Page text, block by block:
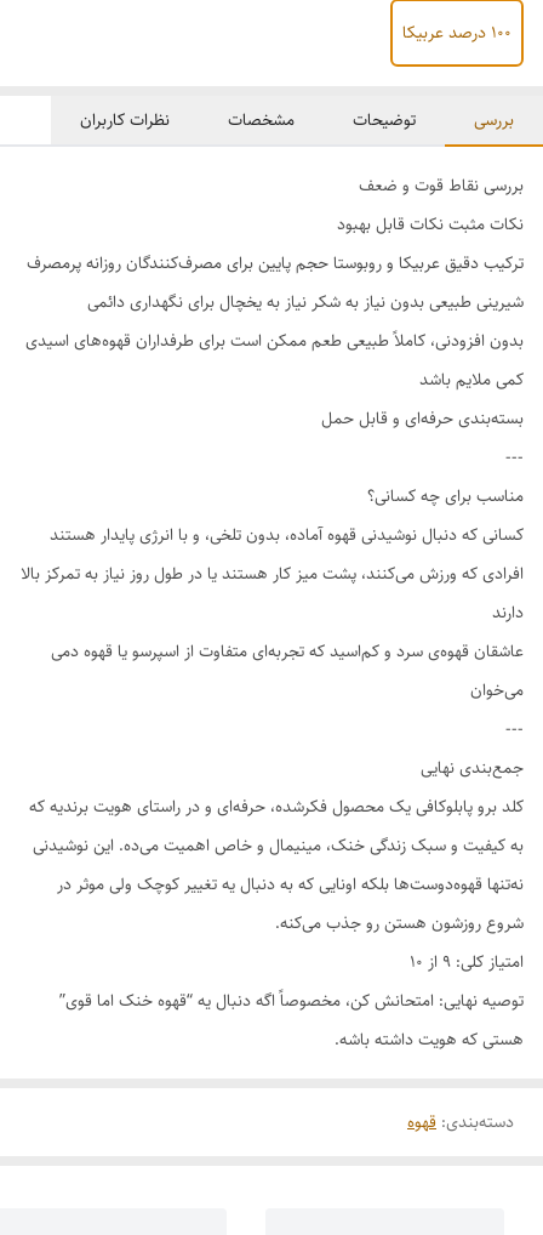
100 درصد عربیکا
بررسی توضیحات مشخصات نظرات کاربران
بررسی نقاط قوت و ضعف
نکات مثبت نکات قابل بهبود
ترکیب دقیق عربیکا و روبوستا حجم پایین برای مصرف‌کنندگان روزانه پرمصرف
شیرینی طبیعی بدون نیاز به شکر نیاز به یخچال برای نگهداری دائمی
بدون افزودنی، کاملاً طبیعی طعم ممکن است برای طرفداران قهوه‌های اسیدی
کمی ملایم باشد
بسته‌بندی حرفه‌ای و قابل حمل
---
مناسب برای چه کسانی؟
کسانی که دنبال نوشیدنی قهوه آماده، بدون تلخی، و با انرژی پایدار هستند
افرادی که ورزش می‌کنند، پشت میز کار هستند یا در طول روز نیاز به تمرکز بالا
دارند
عاشقان قهوه‌ی سرد و کم‌اسید که تجربه‌ای متفاوت از اسپرسو یا قهوه دمی
می‌خوان
---
جمع‌بندی نهایی
کلد برو پابلوکافی یک محصول فکرشده، حرفه‌ای و در راستای هویت برندیه که
به کیفیت و سبک زندگی خنک، مینیمال و خاص اهمیت می‌ده. این نوشیدنی
نه‌تنها قهوه‌دوست‌ها بلکه اونایی که به دنبال یه تغییر کوچک ولی موثر در
شروع روزشون هستن رو جذب می‌کنه.
امتیاز کلی: ۹ از ۱۰
توصیه نهایی: امتحانش کن، مخصوصاً اگه دنبال یه “قهوه خنک اما قوی”
هستی که هویت داشته باشه.
دسته‌بندی: قهوه